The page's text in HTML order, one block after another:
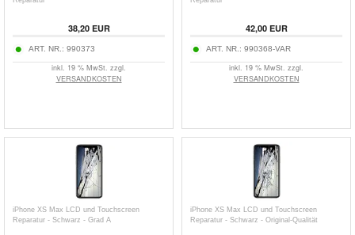
38,20 EUR
ART. NR.: 990373
inkl. 19 % MwSt. zzgl.
VERSANDKOSTEN
42,00 EUR
ART. NR.: 990368-VAR
inkl. 19 % MwSt. zzgl.
VERSANDKOSTEN
iPhone XS Max LCD und Touchscreen
Reparatur - Schwarz - Grad A
iPhone XS Max LCD und Touchscreen
Reparatur - Schwarz - Original-Qualität